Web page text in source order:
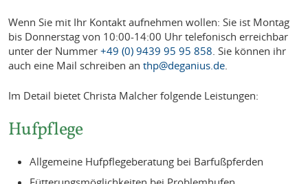
Wenn Sie mit Ihr Kontakt aufnehmen wollen: Sie ist Montag
bis Donnerstag von 10:00-14:00 Uhr telefonisch erreichbar
unter der Nummer+49 (0) 9439 95 95 858 . Sie können ihr
auch eine Mail schreiben anthp@deganius.de
Im Detail bietet Christa Malcher folgende Leistungen:
Hufpflege
Allgemeine Hufpflegeberatung bei Barfußpferden